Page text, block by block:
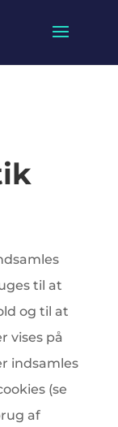
til at
og til at
vises på
indsamles
(se
af